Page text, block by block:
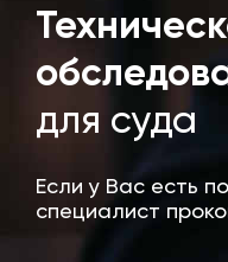
для суда
Если у Вас есть
специалист